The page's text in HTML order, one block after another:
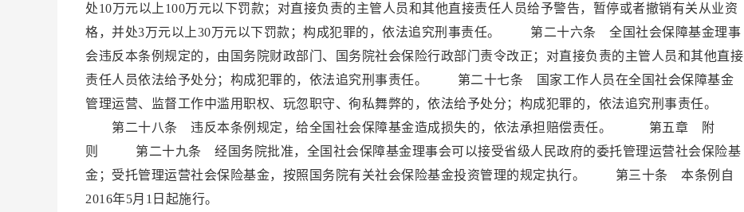
处10万元以上100万元以下罚款；对直接负责的主管人员和其他直接责任人员给予警告，暂停或者撤销有关从业资
格，并处3万元以上30万元以下罚款；构成犯罪的，依法追究刑事责任。 第二十六条 全国社会保障基金理事
会违反本条例规定的，由国务院财政部门、国务院社会保险行政部门责令改正；对直接负责的主管人员和其他直接
责任人员依法给予处分；构成犯罪的，依法追究刑事责任。 第二十七条 国家工作人员在全国社会保障基金
管理运营、监督工作中滥用职权、玩忽职守、徇私舞弊的，依法给予处分；构成犯罪的，依法追究刑事责任。
第二十八条 违反本条例规定，给全国社会保障基金造成损失的，依法承担赔偿责任。 第五章 附
则 第二十九条 经国务院批准，全国社会保障基金理事会可以接受省级人民政府的委托管理运营社会保险基
金；受托管理运营社会保险基金，按照国务院有关社会保险基金投资管理的规定执行。 第三十条 本条例自
2016年5月1日起施行。